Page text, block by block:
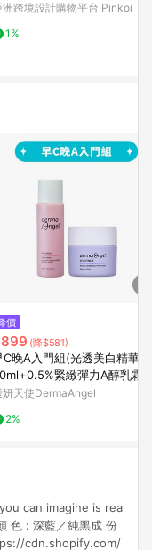
洲跨境設計購物平台 Pinkoi
1%
價
(降$581)
C晚A入門組(光透美白精華水2
緊緻彈力A醇乳霜50
妍天使DermaAngel
2%
can imagine is rea
色 : 深藍／純黑成 份
cdn.shopify.com/